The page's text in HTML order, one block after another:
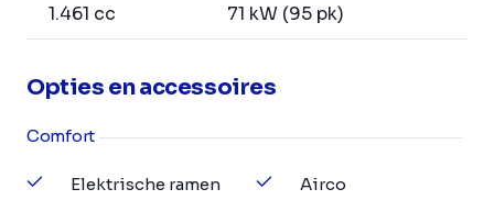
1.461 cc
71 kW (95 pk)
Opties en accessoires
Comfort
Elektrische ramen Airco